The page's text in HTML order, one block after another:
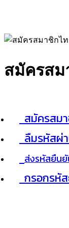
สมัครสม
สมัครสม
ลืมรหัสผ่
ส่งรหัสยืนยั
กรอกรหั